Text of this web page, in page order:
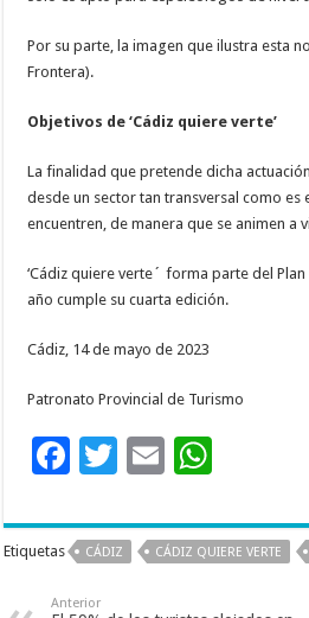
Por su parte, la imagen que ilustra esta
Frontera).
Objetivos de ‘Cádiz quiere verte’
La finalidad que pretende dicha
desde un sector tan transversal como es
encuentren, de manera que se animen a
‘Cádiz quiere verte´ forma parte del
año cumple su cuarta edición.
Cádiz, 14 de mayo de 2023
Patronato Provincial de Turismo
F
e
b
o
T
tt
er
E
ai
l
at
sA
p
Etiquetas CÁDIZ CÁDIZ QUIERE VERTE
Anterior